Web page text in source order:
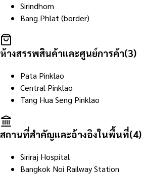
Sirindhorn
Bang Phlat (border)
ห้างสรรพสินค้าและศูนย์การค้า(3)
Pata Pinklao
Central Pinklao
Tang Hua Seng Pinklao
สถานที่สำคัญและอ้างอิงในพื้นที่(4)
Siriraj Hospital
Bangkok Noi Railway Station